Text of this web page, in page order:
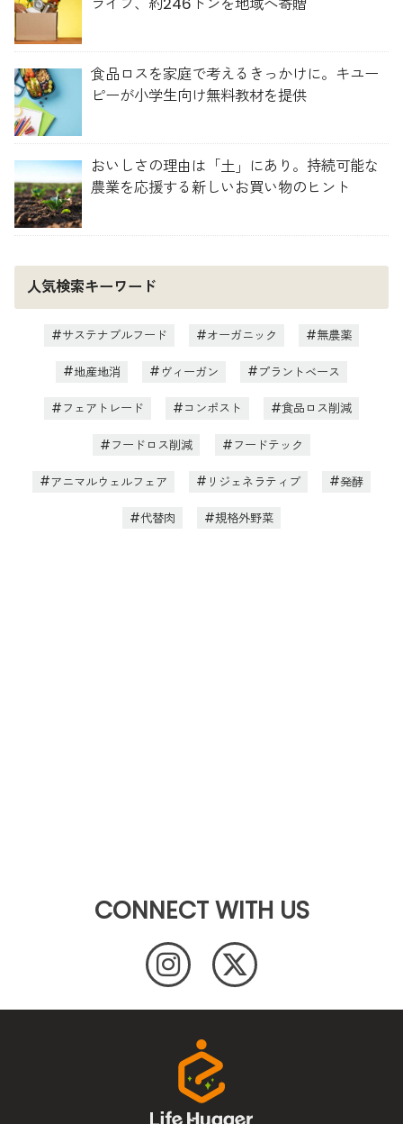
食品ロスを家庭で考えるきっかけに。キユー
ピーが小学生向け無料教材を提供
おいしさの理由は「土」にあり。持続可能な
農業を応援する新しいお買い物のヒント
人気検索キーワード
サステナブルフード オーガニック 無農薬
地産地消 ヴィーガン プラントベース
フェアトレード コンポスト 食品ロス削減
フードロス削減 フードテック
アニマルウェルフェア リジェネラティブ 発酵
代替肉 規格外野菜
CONNECT WITH US